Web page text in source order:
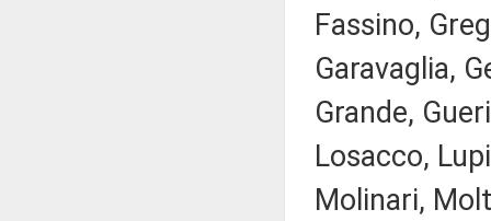
Fassino,
Garavaglia,
Grande,
Losacco,
Molinari,